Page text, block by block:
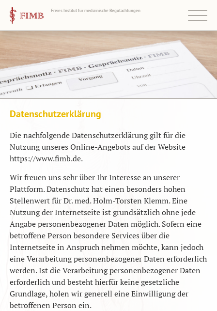
FIMB -
Freies Institut für medizinische Begutachtungen
Menü zeigen
Startseite
Standorte
Leistungsprofil
Informationen
Datenschutzerklärung
Die nachfolgende Datenschutzerklärung gilt für die
Nutzung unseres Online-Angebots auf der Website
https://www.fimb.de.
Wir freuen uns sehr über Ihr Interesse an unserer
Plattform. Datenschutz hat einen besonders hohen
Stellenwert für Dr. med. Holm-Torsten Klemm. Eine
Nutzung der Internetseite ist grundsätzlich ohne jede
Angabe personenbezogener Daten möglich. Sofern eine
betroffene Person besondere Services über die
Internetseite in Anspruch nehmen möchte, kann jedoch
eine Verarbeitung personenbezogener Daten erforderlich
werden. Ist die Verarbeitung personenbezogener Daten
erforderlich und besteht hierfür keine gesetzliche
Grundlage, holen wir generell eine Einwilligung der
betroffenen Person ein.